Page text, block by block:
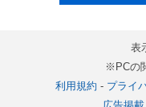
表
※PCの
利用規約 - プライ